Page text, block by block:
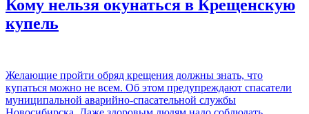
Кому нельзя окунаться в Крещенскую
купель
Желающие пройти обряд крещения должны знать, что
купаться можно не всем. Об этом предупреждают спасатели
муниципальной аварийно-спасательной службы